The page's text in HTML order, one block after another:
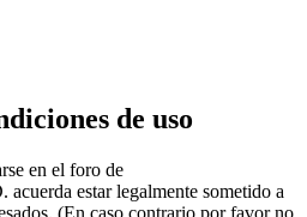
de uso
en el foro de
acuerda estar legalmente sometido a